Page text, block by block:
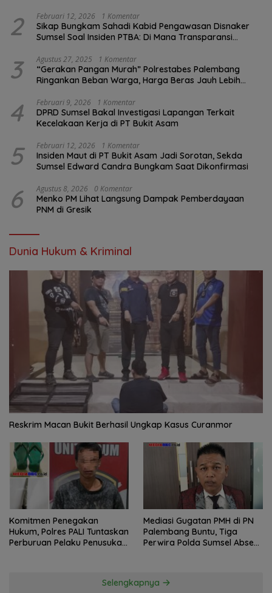
2 Februari 12, 2026 1 Komentar
Sikap Bungkam Sahadi Kabid Pengawasan Disnaker
Sumsel Soal Insiden PTBA: Di Mana Transparansi
3 Agustus 27, 2025 1 Komentar
“Gerakan Pangan Murah” Polrestabes Palembang
Ringankan Beban Warga, Harga Beras Jauh Lebih
4 Februari 9, 2026 1 Komentar
DPRD Sumsel Bakal Investigasi Lapangan Terkait
Kecelakaan Kerja di PT Bukit Asam
5 Februari 12, 2026 1 Komentar
Insiden Maut di PT Bukit Asam Jadi Sorotan, Sekda
Sumsel Edward Candra Bungkam Saat Dikonfirmasi
6 Agustus 8, 2026 0 Komentar
Menko PM Lihat Langsung Dampak Pemberdayaan
PNM di Gresik
Dunia Hukum & Kriminal
Reskrim Macan Bukit Berhasil Ungkap Kasus Curanmor
Komitmen Penegakan
Hukum, Polres PALI Tuntaskan
Perburuan Pelaku Penusukan
Mediasi Gugatan PMH di PN
Palembang Buntu, Tiga
Perwira Polda Sumsel Absen,
Selengkapnya